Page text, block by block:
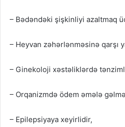
– Bədəndəki şişkinliyi azaltmaq
– Heyvan zəhərlənməsinə qarşı
– Ginekoloji xəstəliklərdə
– Orqanizmdə ödem əmələ
– Epilepsiyaya xeyirlidir,